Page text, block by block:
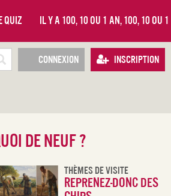
quiz Il y a 100, 10 ou 1 an, 100, 10 ou
Connexion Inscription
de neuf ?
Thèmes De Visite
Reprenez-donc des